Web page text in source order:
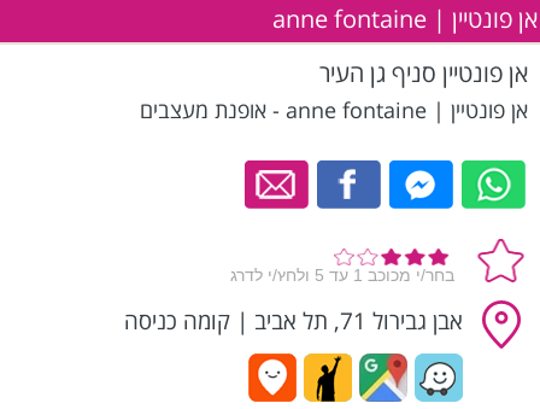
אן פונטיין | anne fontaine
אן פונטיין סניף גן העיר
אן פונטיין | anne fontaine - אופנת מעצבים
אבן גבירול 71, תל אביב | קומה כניסה